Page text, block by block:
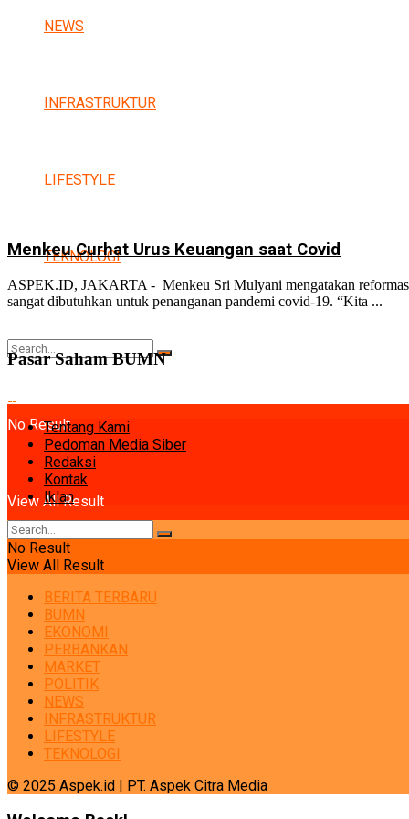
NEWS
INFRASTRUKTUR
LIFESTYLE
TEKNOLOGI
No Result
View All Result
Menkeu Curhat Urus Keuangan saat Covid
ASPEK.ID, JAKARTA - Menkeu Sri Mulyani mengatakan
sangat dibutuhkan untuk penanganan pandemi covid-19. “Kita ...
Pasar Saham BUMN
Tentang Kami
Pedoman Media Siber
Redaksi
Kontak
Iklan
No Result
View All Result
BERITA TERBARU
BUMN
EKONOMI
PERBANKAN
MARKET
POLITIK
NEWS
INFRASTRUKTUR
LIFESTYLE
TEKNOLOGI
© 2025 Aspek.id | PT. Aspek Citra Media